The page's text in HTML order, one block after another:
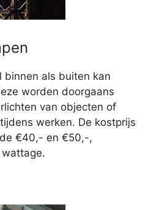
binnen als buiten kan
worden doorgaans
van objecten of
werken. De kostprijs
€40,- en €50,-,